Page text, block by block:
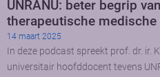
UNRANU: beter begrip
therapeutische
14 maart 2025
In deze podcast spreekt prof. dr. ir.
universitair hoofddocent tevens